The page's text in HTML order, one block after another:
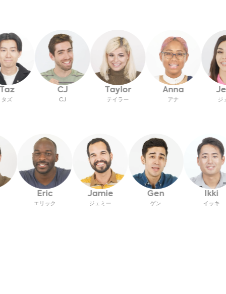
CJ Taylor
テイラー
Anna
アナ ジェ
Eric
エリック
Jamie
ジェミー
Gen
ゲン
Ikki
イッ